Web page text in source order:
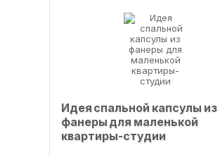
Идея спальной капсулы из
фанеры для маленькой
квартиры-студии